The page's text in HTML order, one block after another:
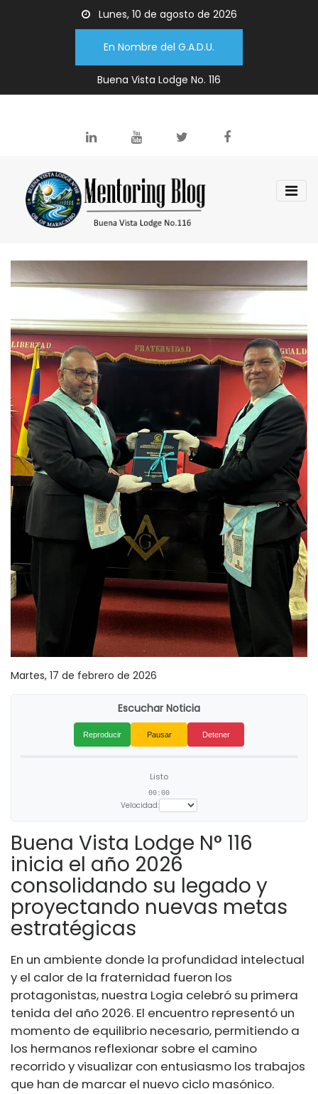
Lunes, 10 de agosto de 2026
En Nombre del G.A.D.U.
Buena Vista Lodge No. 116
Martes, 17 de febrero de 2026
Escuchar Noticia
Reproducir Pausar Detener
Listo
00:00
Velocidad:
Buena Vista Lodge N° 116
inicia el año 2026
consolidando su legado y
proyectando nuevas metas
estratégicas
En un ambiente donde la profundidad intelectual
y el calor de la fraternidad fueron los
protagonistas, nuestra Logia celebró su primera
tenida del año 2026. El encuentro representó un
momento de equilibrio necesario, permitiendo a
los hermanos reflexionar sobre el camino
recorrido y visualizar con entusiasmo los trabajos
que han de marcar el nuevo ciclo masónico.